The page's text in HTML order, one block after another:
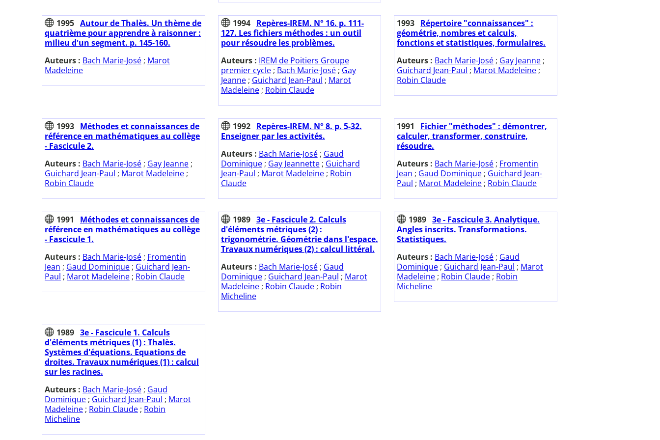
1995 Autour de Thalès. Un thème de
quatrième pour apprendre à raisonner :
milieu d'un segment. p. 145-160.
Auteurs : Bach Marie-José ; Marot
Madeleine
1994
Repères-IREM. N° 16. p. 111-
127. Les fichiers méthodes : un outil
pour résoudre les problèmes.
Auteurs : IREM de Poitiers Groupe
premier cycle; Bach Marie-José; Gay
Jeanne; Guichard Jean-Paul ; Marot
Madeleine; Robin Claude
1993 Répertoire "connaissances" :
géométrie, nombres et calculs,
fonctions et statistiques, formulaires.
Auteurs : Bach Marie-José ; Gay Jeanne ;
Guichard Jean-Paul ; Marot Madeleine ;
Robin Claude
1993 Méthodes et connaissances de
référence en mathématiques au collège
- Fascicule 2.
Auteurs : Bach Marie-José ; Gay Jeanne ;
Guichard Jean-Paul ; Marot Madeleine ;
Robin Claude
1992
Repères-IREM. N° 8. p. 5-32.
Enseigner par les activités.
Auteurs : Bach Marie-José; Gaud
Dominique; Gay Jeannette; Guichard
Jean-Paul ; Marot Madeleine; Robin
Claude
1991
Fichier "méthodes" : démontrer,
calculer, transformer, construire,
résoudre.
Auteurs : Bach Marie-José ; Fromentin
Jean ; Gaud Dominique ; Guichard Jean-
Paul ; Marot Madeleine ; Robin Claude
1991
Méthodes et connaissances de
référence en mathématiques au collège
- Fascicule 1.
Auteurs : Bach Marie-José ; Fromentin
Jean ; Gaud Dominique ; Guichard Jean-
Paul ; Marot Madeleine ; Robin Claude
1989 3e - Fascicule 2. Calculs
d'éléments métriques (2) :
trigonométrie. Géométrie dans l'espace.
Travaux numériques (2) : calcul littéral.
Auteurs : Bach Marie-José; Gaud
Dominique; Guichard Jean-Paul ; Marot
Madeleine; Robin Claude; Robin
Micheline
1989 3e - Fascicule 3. Analytique.
Angles inscrits. Transformations.
Statistiques.
Auteurs : Bach Marie-José ; Gaud
Dominique ; Guichard Jean-Paul ; Marot
Madeleine ; Robin Claude ; Robin
Micheline
1989 3e - Fascicule 1. Calculs
d'éléments métriques (1) : Thalès.
Systèmes d'équations. Equations de
droites. Travaux numériques (1) : calcul
sur les racines.
Auteurs : Bach Marie-José ; Gaud
Dominique ; Guichard Jean-Paul ; Marot
Madeleine ; Robin Claude ; Robin
Micheline